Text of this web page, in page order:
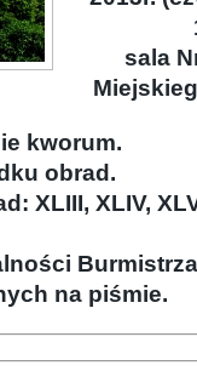
sala
kworum.
obrad.
XLIII, XLIV,
na piśmie.